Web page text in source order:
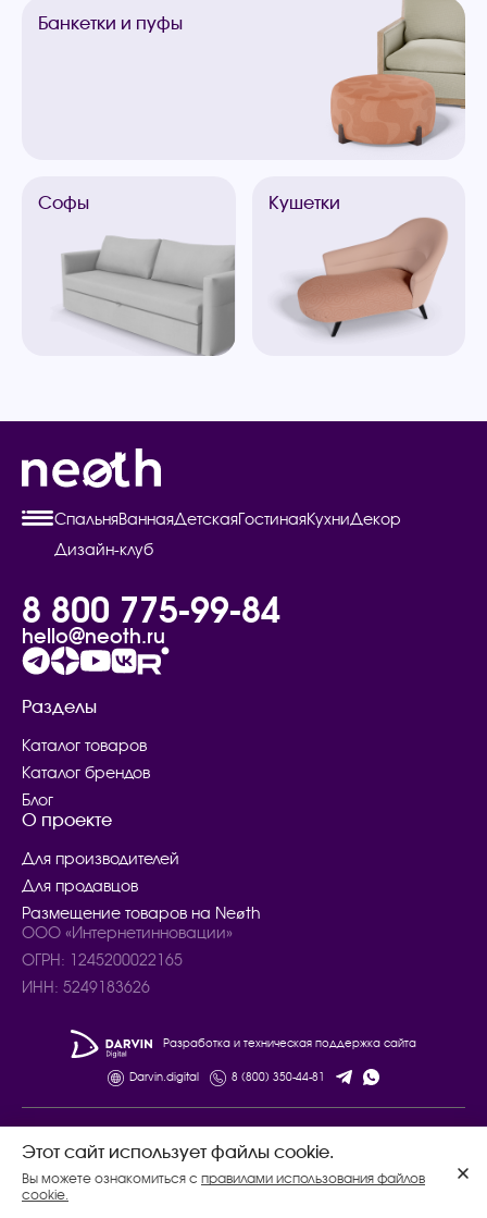
Банкетки и пуфы
Софы Кушетки
Этот сайт использует файлы cookie.
Вы можете ознакомиться с правилами использования файлов
cookie.
СпальняВаннаяДетскаяГостинаяКухниДекор
Дизайн-клуб
8 800 775-99-84
hello@neoth.ru
Разделы
Каталог товаров
Каталог брендов
Блог
О проекте
Для производителей
Для продавцов
Размещение товаров на Neøth
ООО «Интернетинновации»
ОГРН: 1245200022165
ИНН: 5249183626
Разработка и техническая поддержка сайта
Darvin.digital 8 (800) 350-44-81
Договор купли - продажи товаров
Политика конфиденциальности